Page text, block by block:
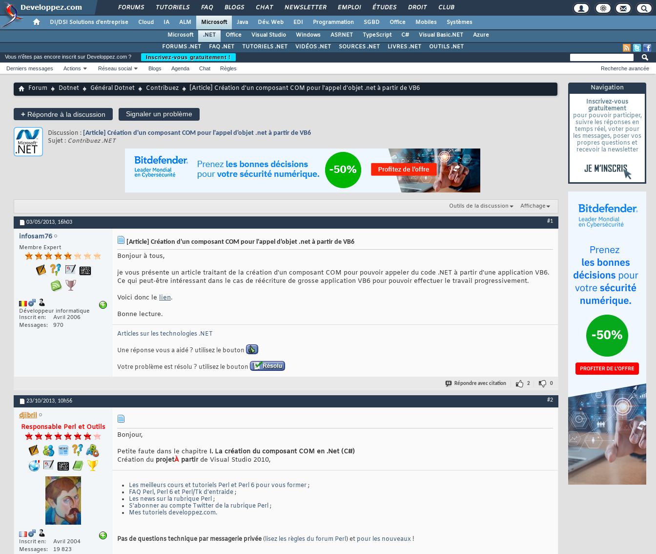
FORUMS TUTORIELS FAQ BLOGS CHAT NEWSLETTER EMPLOI ÉTUDES DROIT CLUB
DI/DSI Solutions d'entreprise Cloud IA ALM Microsoft Java Dév. Web EDI Programmation SGBD Office Mobiles
Systèmes
Microsoft
.NET Office Visual Studio Windows ASP.NET TypeScript C# Visual Basic.NET
Azure
FORUMS .NET
FAQ .NET TUTORIELS .NET VIDÉOS .NET SOURCES .NET LIVRES .NET OUTILS .NET
Navigation
Inscrivez-vous
gratuitement
pour pouvoir participer,
suivre les réponses en
temps réel, voter pour
les messages, poser vos
propres questions et
recevoir la newsletter
Vous n'êtes pas encore inscrit sur Developpez.com ?
Inscrivez-vous gratuitement !
Derniers messages
Actions Réseau social Blogs Agenda Chat Règles Recherche avancée
Forum Dotnet Général Dotnet Contribuez [Article] Création d'un composant COM pour l'appel d'objet .net à partir de VB6
+ Répondre à la discussion Signaler un problème
Discussion : [Article] Création d'un composant COM pour l'appel d'objet .net à partir de VB6
Sujet : Contribuez .NET
Outils de la discussion Affichage
03/05/2013, 16h03 #1
infosam76
Membre Expert
Développeur informatique
Inscrit en
Avril 2006
Messages
970
[Article] Création d'un composant COM pour l'appel d'objet .net à partir de VB6
Bonjour à tous,
je vous présente un article traitant de la création d'un composant COM pour pouvoir appeler du code .NET à partir d'une application VB6.
Ce qui peut-être intéressant dans le cas de réécriture de grosse application VB6 pour pouvoir effectuer le travail progressivement.
Voici donc le lien.
Bonne lecture.
Articles sur les technologies .NET
Une réponse vous a aidé ? utilisez le bouton
Votre problème est résolu ? utilisez le bouton
Répondre avec citation 2 0
23/10/2013, 10h56 #2
djibril
Responsable Perl et Outils
Inscrit en
Avril 2004
Messages
19 823
Bonjour,
Petite faute dans le chapitre I. La création du composant COM en .Net (C#)
Création du projetÀ partirde Visual Studio 2010,
Les meilleurs cours et tutoriels Perl et Perl 6 pour vous former;
FAQ Perl, Perl 6 et Perl/Tk d'entraide;
Les news sur la rubrique Perl;
S'abonner au compte Twitter de la rubrique Perl;
Mes tutoriels developpez.com.
Pas de questions technique par messagerie privée(lisez les règles du forum Perl) et pour les nouveaux !